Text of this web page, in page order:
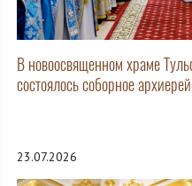
В новоосвященном храме
состоялось соборное
23.07.2026